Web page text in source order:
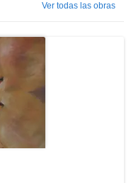
Ver todas las obras